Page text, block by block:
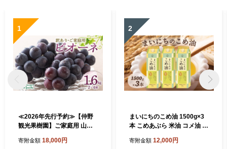
1
≪2026年先行予約≫【仲野
観光果樹園】ご家庭用 山形
種無し ぶどう 2026年8月下
寄附金額 18,000円
2
まいにちのこめ油 1500g×3
本 こめあぶら 米油 コメ油 揚
用油 食用オイル 調理油 油 食
寄附金額 12,000円